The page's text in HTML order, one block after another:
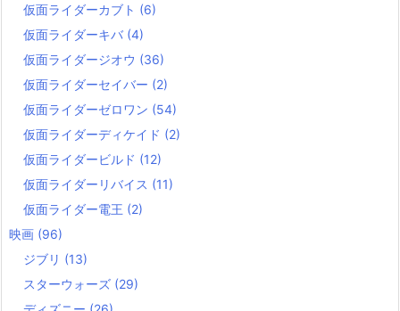
仮面ライダーカブト (6)
仮面ライダーキバ (4)
仮面ライダージオウ (36)
仮面ライダーセイバー (2)
仮面ライダーゼロワン (54)
仮面ライダーディケイド (2)
仮面ライダービルド (12)
仮面ライダーリバイス (11)
仮面ライダー電王 (2)
映画 (96)
ジブリ (13)
スターウォーズ (29)